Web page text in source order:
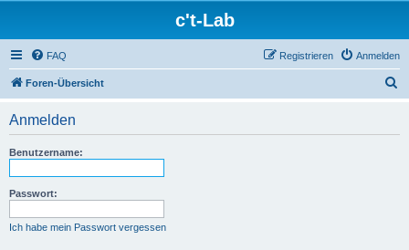
c't-Lab
FAQ Anmelden
Registrieren
Foren-Übersicht
Anmelden
Benutzername:
Passwort:
Ich habe mein Passwort vergessen